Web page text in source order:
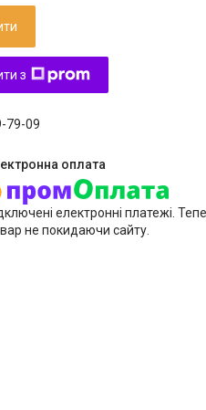
з
79-09
електронні платежі.
не покидаючи сайту.